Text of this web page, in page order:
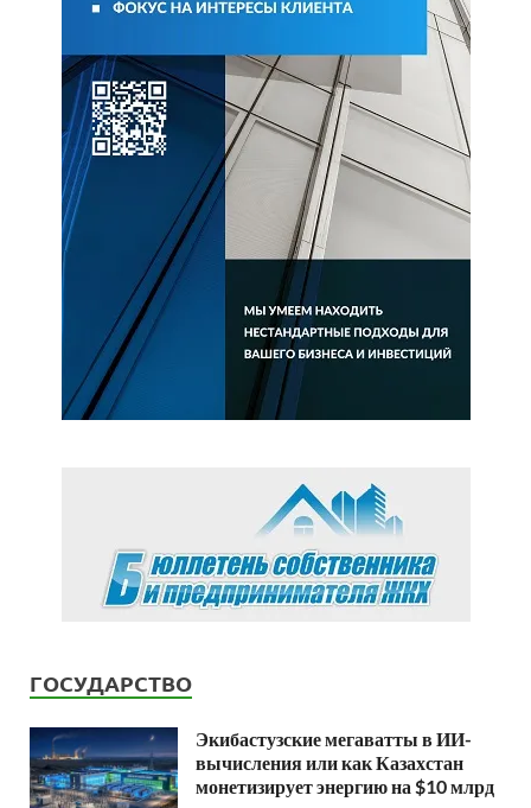
ГОСУДАРСТВО
Экибастузские мегаватты в ИИ-
вычисления или как Казахстан
монетизирует энергию на $10 млрд